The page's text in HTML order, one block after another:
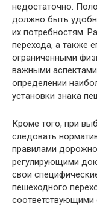
недостаточно.
должно быть
их потребностям.
перехода, а также
ограниченными
важными
определении
установки знака
Кроме того, при
следовать
правилами
регулирующими
свои
пешеходного
соответствующими